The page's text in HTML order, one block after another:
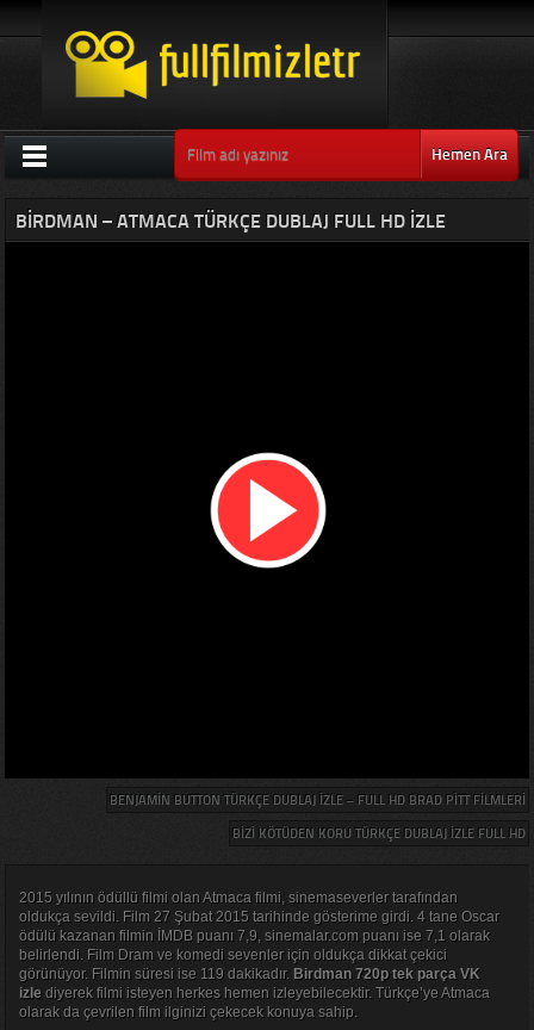
Hemen Ara
BIRDMAN – ATMACA TÜRKÇE DUBLAJ FULL HD IZLE
BENJAMIN BUTTON TÜRKÇE DUBLAJ IZLE – FULL HD BRAD PITT FILMLERI
BIZI KÖTÜDEN KORU TÜRKÇE DUBLAJ IZLE FULL HD
2015 yılının ödüllü filmi olan Atmaca filmi, sinemaseverler tarafından
oldukça sevildi. Film 27 Şubat 2015 tarihinde gösterime girdi. 4 tane Oscar
ödülü kazanan filmin İMDB puanı 7,9, sinemalar.com puanı ise 7,1 olarak
belirlendi. Film Dram ve komedi sevenler için oldukça dikkat çekici
görünüyor. Filmin süresi ise 119 dakikadır. Birdman 720p tek parça VK
izlediyerek filmi isteyen herkes hemen izleyebilecektir. Türkçe’ye Atmaca
olarak da çevrilen film ilginizi çekecek konuya sahip.